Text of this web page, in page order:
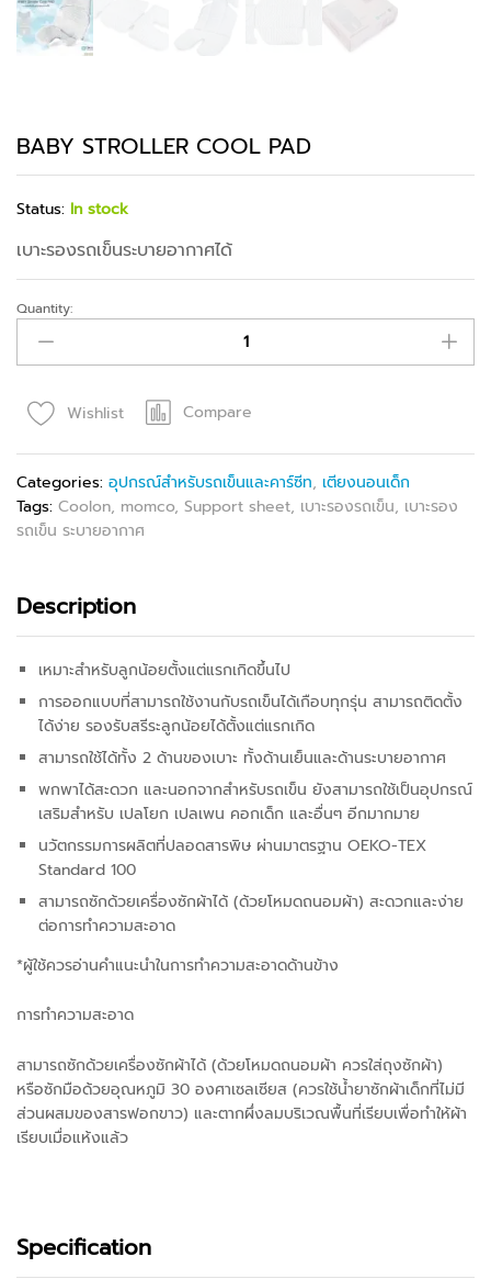
BABY STROLLER COOL PAD
Status: In stock
เบาะรองรถเข็นระบายอากาศได้
Quantity:
Wishlist Compare
Categories: อุปกรณ์สำหรับรถเข็นและคาร์ซีท, เตียงนอนเด็ก
Tags: Coolon, momco, Support sheet, เบาะรองรถเข็น, เบาะรอง
รถเข็น ระบายอากาศ
Description
เหมาะสำหรับลูกน้อยตั้งแต่แรกเกิดขึ้นไป
การออกแบบที่สามารถใช้งานกับรถเข็นได้เกือบทุกรุ่น สามารถติดตั้ง
ได้ง่าย รองรับสรีระลูกน้อยได้ตั้งแต่แรกเกิด
สามารถใช้ได้ทั้ง 2 ด้านของเบาะ ทั้งด้านเย็นและด้านระบายอากาศ
พกพาได้สะดวก และนอกจากสำหรับรถเข็น ยังสามารถใช้เป็นอุปกรณ์
เสริมสำหรับ เปลโยก เปลเพน คอกเด็ก และอื่นๆ อีกมากมาย
นวัตกรรมการผลิตที่ปลอดสารพิษ ผ่านมาตรฐาน OEKO-TEX
Standard 100
สามารถซักด้วยเครื่องซักผ้าได้ (ด้วยโหมดถนอมผ้า) สะดวกและง่าย
ต่อการทำความสะอาด
*ผู้ใช้ควรอ่านคำแนะนำในการทำความสะอาดด้านข้าง
การทำความสะอาด
สามารถซักด้วยเครื่องซักผ้าได้ (ด้วยโหมดถนอมผ้า ควรใส่ถุงซักผ้า)
หรือซักมือด้วยอุณหภูมิ 30 องศาเซลเซียส (ควรใช้น้ำยาซักผ้าเด็กที่ไม่มี
ส่วนผสมของสารฟอกขาว) และตากผึ่งลมบริเวณพื้นที่เรียบเพื่อทำให้ผ้า
เรียบเมื่อแห้งแล้ว
Specification